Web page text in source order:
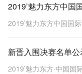
2019’魅力东方中国
2019’魅力东方中国国
2019’魅力东方·中国